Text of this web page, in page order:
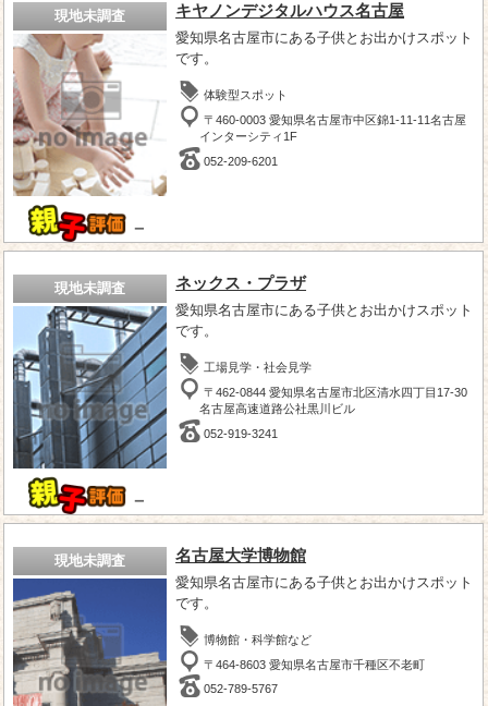
現地未調査
－
キヤノンデジタルハウス名古屋
愛知県名古屋市にある子供とお出かけスポット
です。
体験型スポット
〒460-0003 愛知県名古屋市中区錦1-11-11名古屋
インターシティ1F
052-209-6201
現地未調査
－
ネックス・プラザ
愛知県名古屋市にある子供とお出かけスポット
です。
工場見学・社会見学
〒462-0844 愛知県名古屋市北区清水四丁目17-30
名古屋高速道路公社黒川ビル
052-919-3241
現地未調査 名古屋大学博物館
愛知県名古屋市にある子供とお出かけスポット
です。
博物館・科学館など
〒464-8603 愛知県名古屋市千種区不老町
052-789-5767